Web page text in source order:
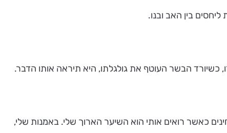
בהם מבחינים כאשר רואים אותי הוא השיער הארוך שלי. באמנות שלי,